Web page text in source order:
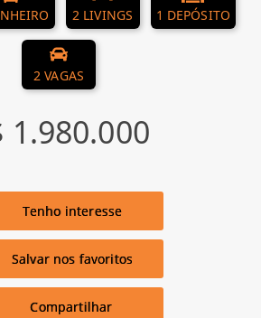
2 LIVINGS 1 DEPÓSITO
2 VAGAS
1.980.000
Tenho interesse
Salvar nos favoritos
Compartilhar